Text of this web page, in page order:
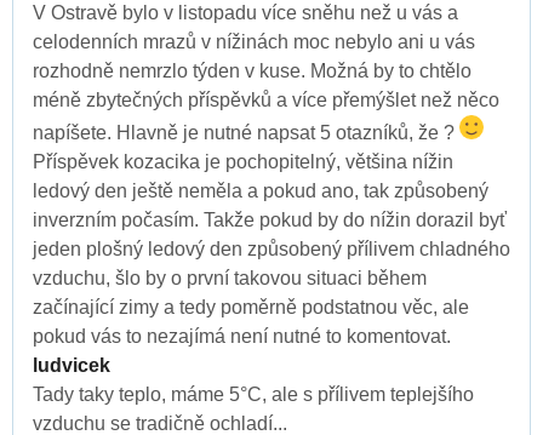
V Ostravě bylo v listopadu více sněhu než u vás a
celodenních mrazů v nížinách moc nebylo ani u vás
rozhodně nemrzlo týden v kuse. Možná by to chtělo
méně zbytečných příspěvků a více přemýšlet než něco
napíšete. Hlavně je nutné napsat 5 otazníků, že ?
Příspěvek kozacika je pochopitelný, většina nížin
ledový den ještě neměla a pokud ano, tak způsobený
inverzním počasím. Takže pokud by do nížin dorazil byť
jeden plošný ledový den způsobený přílivem chladného
vzduchu, šlo by o první takovou situaci během
začínající zimy a tedy poměrně podstatnou věc, ale
pokud vás to nezajímá není nutné to komentovat.
ludvicek
Tady taky teplo, máme 5°C, ale s přílivem teplejšího
vzduchu se tradičně ochladí...